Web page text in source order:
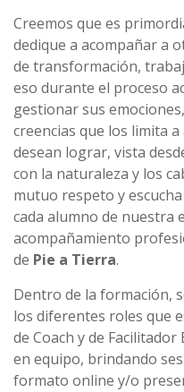
Creemos que es
dedique a acompañar a
de transformación,
eso durante el proceso
gestionar sus
creencias que los limita
desean lograr, vista
con la naturaleza y los
mutuo respeto y
cada alumno de nuestra
acompañamiento
de Pie a Tierra.
Dentro de la formación,
los diferentes roles que
de Coach y de
en equipo, brindando
formato online y/o